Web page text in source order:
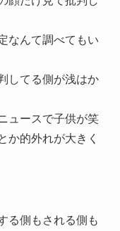
なんて調べてもい
してる側が浅はか
ュースで子供が笑
か的外れが大きく
る側もされる側も